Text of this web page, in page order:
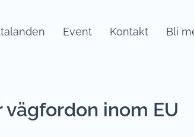
Event Kontakt Bli
inom EU